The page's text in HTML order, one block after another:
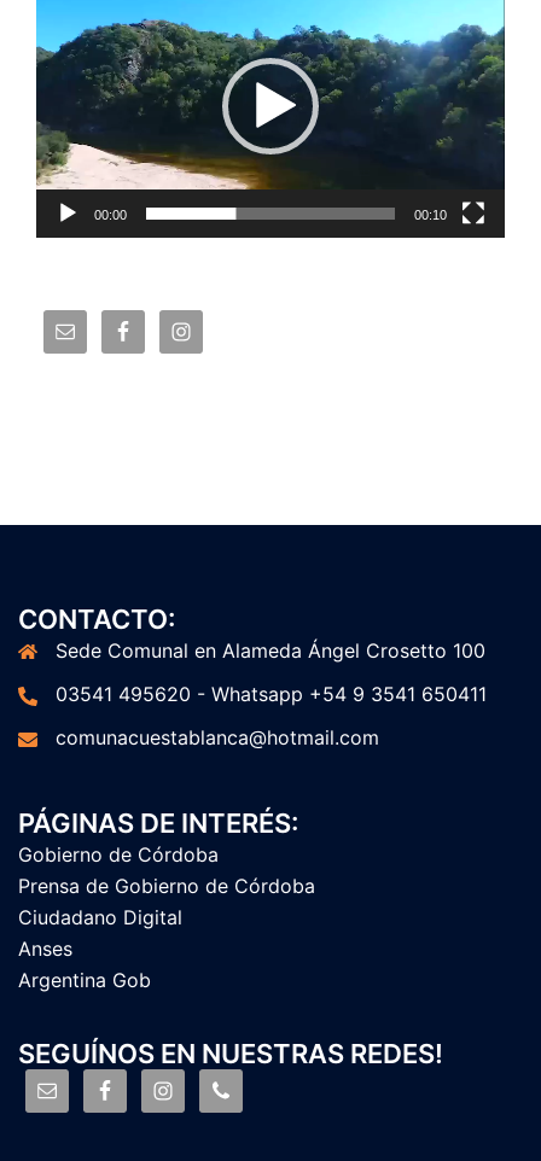
vídeo
00:00 00:10
CONTACTO:
Sede Comunal en Alameda Ángel Crosetto 100
03541 495620 - Whatsapp +54 9 3541 650411
comunacuestablanca@hotmail.com
PÁGINAS DE INTERÉS:
Gobierno de Córdoba
Prensa de Gobierno de Córdoba
Ciudadano Digital
Anses
Argentina Gob
SEGUÍNOS EN NUESTRAS REDES!